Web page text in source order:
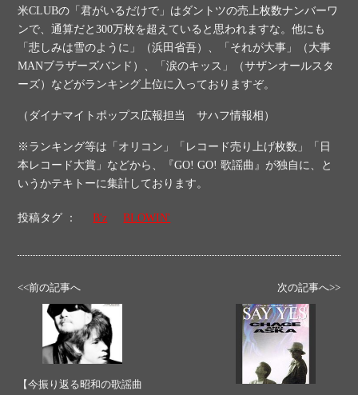
米CLUBの「君がいるだけで」はダントツの売上枚数ナンバーワ
ンで、通算だと300万枚を超えていると思われますな。他にも
「悲しみは雪のように」（浜田省吾）、「それが大事」（大事
MANブラザーズバンド）、「涙のキッス」（サザンオールスタ
ーズ）などがランキング上位に入っておりますぞ。
（ダイナマイトポップス広報担当 サハフ情報相）
※ランキング等は「オリコン」「レコード売り上げ枚数」「日
本レコード大賞」などから、『GO! GO! 歌謡曲』が独自に、と
いうかテキトーに集計しております。
投稿タグ ： B'z BLOWIN'
<<前の記事へ
【今振り返る昭和の歌謡曲
次の記事へ>>